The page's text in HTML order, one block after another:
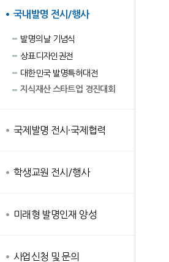
국내발명 전시/행사
발명의날 기념식
상표디자인권전
대한민국 발명특허대전
지식재산 스타트업 경진대회
국제발명 전시·국제협력
학생교원 전시/행사
미래형 발명인재 양성
사업신청 및 문의